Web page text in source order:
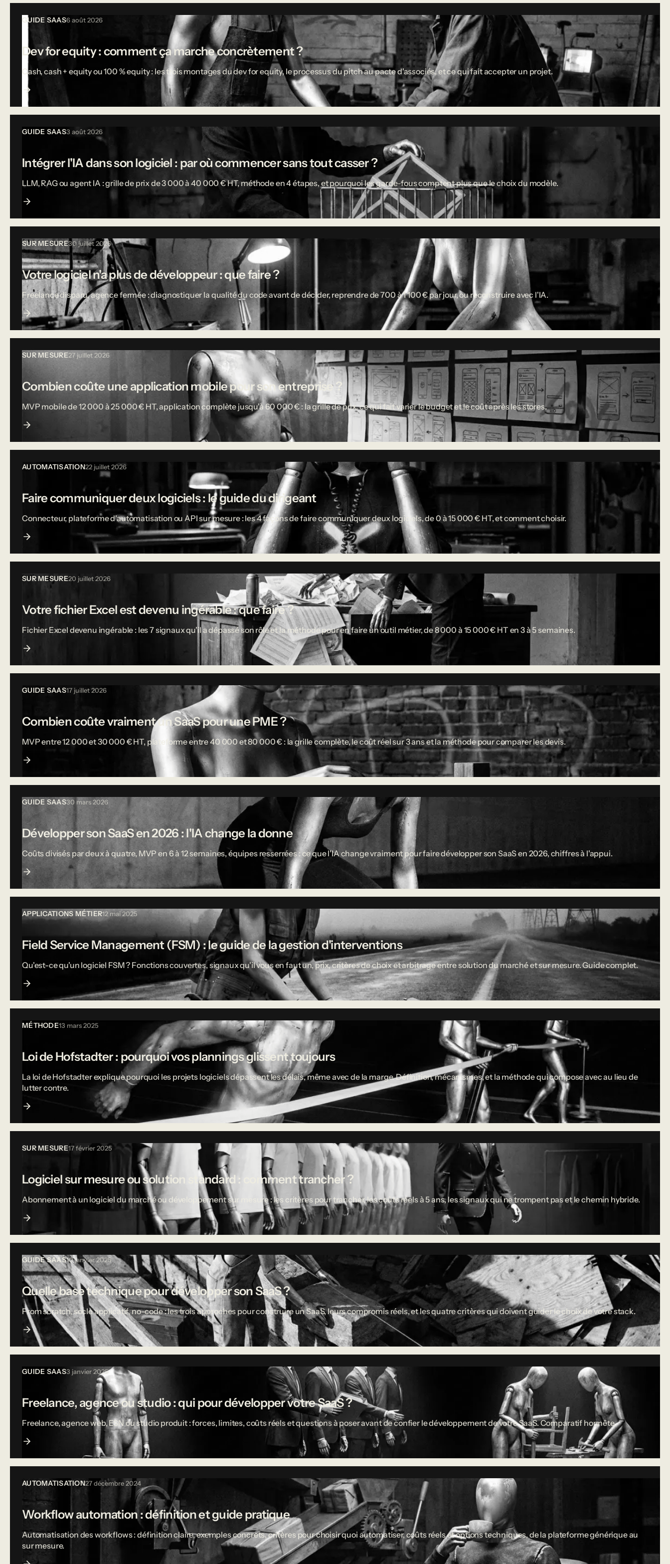
GUIDE SAAS6 août 2026
Dev for equity : comment ça marche concrètement ?
Cash, cash + equity ou 100 % equity : les trois montages du dev for equity, le processus du pitch au pacte d'associés, et ce qui fait accepter un projet.
GUIDE SAAS3 août 2026
Intégrer l'IA dans son logiciel : par où commencer sans tout casser ?
LLM, RAG ou agent IA : grille de prix de 3 000 à 40 000 € HT, méthode en 4 étapes, et pourquoi les garde-fous comptent plus que le choix du modèle.
SUR MESURE30 juillet 2026
Votre logiciel n'a plus de développeur : que faire ?
Freelance disparu, agence fermée : diagnostiquer la qualité du code avant de décider, reprendre de 700 à 1 100 € par jour, ou reconstruire avec l'IA.
SUR MESURE27 juillet 2026
Combien coûte une application mobile pour son entreprise ?
MVP mobile de 12 000 à 25 000 € HT, application complète jusqu'à 60 000 € : la grille de prix, ce qui fait varier le budget et le coût après les stores.
AUTOMATISATION22 juillet 2026
Faire communiquer deux logiciels : le guide du dirigeant
Connecteur, plateforme d'automatisation ou API sur mesure : les 4 façons de faire communiquer deux logiciels, de 0 à 15 000 € HT, et comment choisir.
SUR MESURE20 juillet 2026
Votre fichier Excel est devenu ingérable : que faire ?
Fichier Excel devenu ingérable : les 7 signaux qu'il a dépassé son rôle et la méthode pour en faire un outil métier, de 8 000 à 15 000 € HT en 3 à 5 semaines.
GUIDE SAAS17 juillet 2026
Combien coûte vraiment un SaaS pour une PME ?
MVP entre 12 000 et 30 000 € HT, plateforme entre 40 000 et 80 000 € : la grille complète, le coût réel sur 3 ans et la méthode pour comparer les devis.
GUIDE SAAS30 mars 2026
Développer son SaaS en 2026 : l'IA change la donne
Coûts divisés par deux à quatre, MVP en 6 à 12 semaines, équipes resserrées : ce que l'IA change vraiment pour faire développer son SaaS en 2026, chiffres à l'appui.
APPLICATIONS MÉTIER12 mai 2025
Field Service Management (FSM) : le guide de la gestion d'interventions
Qu'est-ce qu'un logiciel FSM ? Fonctions couvertes, signaux qu'il vous en faut un, prix, critères de choix et arbitrage entre solution du marché et sur mesure. Guide complet.
MÉTHODE13 mars 2025
Loi de Hofstadter : pourquoi vos plannings glissent toujours
La loi de Hofstadter explique pourquoi les projets logiciels dépassent les délais, même avec de la marge. Définition, mécanismes, et la méthode qui compose avec au lieu de
lutter contre.
SUR MESURE17 février 2025
Logiciel sur mesure ou solution standard : comment trancher ?
Abonnement à un logiciel du marché ou développement sur mesure : les critères pour trancher, les coûts réels à 5 ans, les signaux qui ne trompent pas et le chemin hybride.
GUIDE SAAS10 janvier 2025
Quelle base technique pour développer son SaaS ?
From scratch, socle applicatif, no-code : les trois approches pour construire un SaaS, leurs compromis réels, et les quatre critères qui doivent guider le choix de votre stack.
GUIDE SAAS3 janvier 2025
Freelance, agence ou studio : qui pour développer votre SaaS ?
Freelance, agence web, ESN ou studio produit : forces, limites, coûts réels et questions à poser avant de confier le développement de votre SaaS. Comparatif honnête.
AUTOMATISATION27 décembre 2024
Workflow automation : définition et guide pratique
Automatisation des workflows : définition claire, exemples concrets, critères pour choisir quoi automatiser, coûts réels et options techniques, de la plateforme générique au
sur mesure.